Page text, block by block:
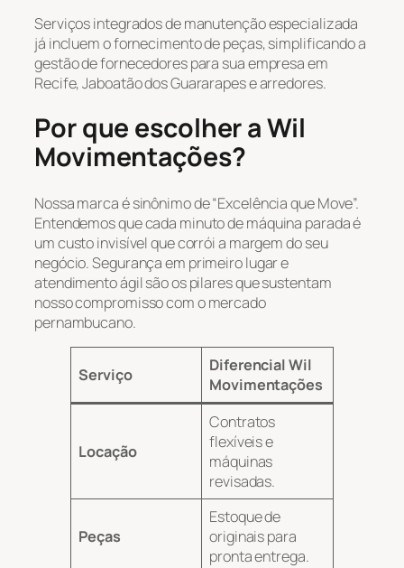
Serviços integrados de manutenção especializada
já incluem o fornecimento de peças, simplificando a
gestão de fornecedores para sua empresa em
Recife, Jaboatão dos Guararapes e arredores.
Por que escolher a Wil
Movimentações?
Nossa marca é sinônimo de “Excelência que Move”.
Entendemos que cada minuto de máquina parada é
um custo invisível que corrói a margem do seu
negócio. Segurança em primeiro lugar e
atendimento ágil são os pilares que sustentam
nosso compromisso com o mercado
pernambucano.
Serviço
Diferencial Wil
Movimentações
Locação
Contratos
flexíveis e
máquinas
revisadas.
Peças
Estoque de
originais para
pronta entrega.